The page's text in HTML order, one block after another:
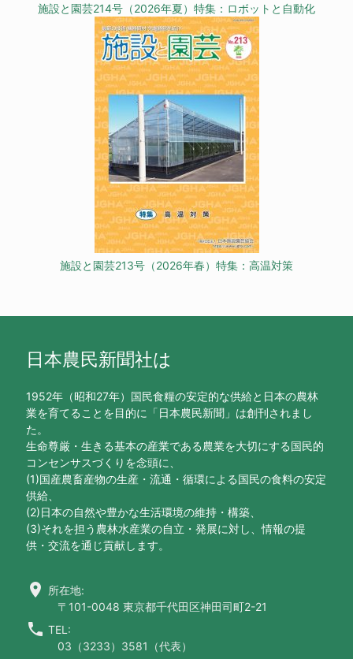
施設と園芸214号（2026年夏）特集：ロボットと自動化
施設と園芸213号（2026年春）特集：高温対策
日本農民新聞社は
1952年（昭和27年）国民食糧の安定的な供給と日本の農林
業を育てることを目的に「日本農民新聞」は創刊されまし
た。
生命尊厳・生きる基本の産業である農業を大切にする国民的
コンセンサスづくりを念頭に、
(1)国産農畜産物の生産・流通・循環による国民の食料の安定
供給、
(2)日本の自然や豊かな生活環境の維持・構築、
(3)それを担う農林水産業の自立・発展に対し、情報の提
供・交流を通じ貢献します。
location_on 所在地:
〒101-0048 東京都千代田区神田司町2-21
call TEL:
03（3233）3581（代表）